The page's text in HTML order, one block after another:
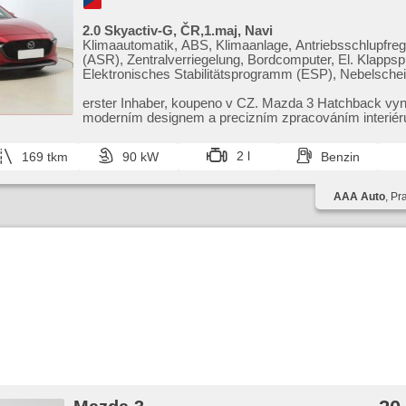
2.0 Skyactiv-G, ČR,1.maj, Navi
Klimaautomatik, ABS, Klimaanlage,
(ASR), Zentralverriegelung, Bordcomputer, El.
Elektronisches Stabilitätsprogramm (ESP),
Anhängerkupplung, Reifendrucksensor, USB, 6x
Alarmanlage, beheizte Lenkrad, El. Spiegel,
erster Inhaber,​ koupeno v CZ. Mazda 3 Hatchback
moderním designem a precizním zpracováním
169 tkm 90 kW 2 l Benzin
AAA Auto,